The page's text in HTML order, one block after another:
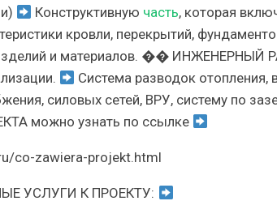
Конструктивную часть, которая
кровли, перекрытий,
и материалов. �� ИНЖЕНЕРНЫЙ
Система разводок отопления,
силовых сетей, ВРУ, систему по
можно узнать по ссылке
co-zawiera-projekt.html
УСЛУГИ К ПРОЕКТУ: